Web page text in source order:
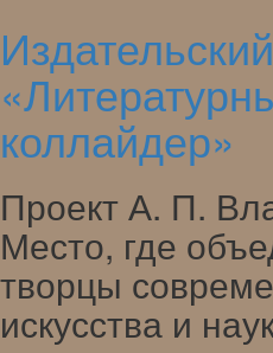
Skip
to
content
коллайдер»
Проект А. П.
Место, где
творцы
искусства и